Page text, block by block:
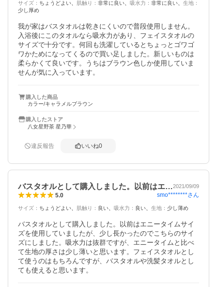
サイズ ： ちょうどよい 肌触り ： 非常に良い 吸水力 ： 非常に良い 生地 ：
少し厚め
我が家はバスタオルは乾きにくいので普段使用しません。
入浴後にこのタオルなら吸水力があり、フェイスタオルの
サイズで十分です。何回も洗濯しているとちょっとゴワゴ
ワかためになってくるので買い足しました。新しいものは
柔らかくて良いです。うちはブラウン色しか使用していま
せんが気に入っています。
購入した商品
カラー/キャラメルブラウン
購入したストア
八女星野茶 星乃華
違反報告 いいね0
バスタオルとして購入しました。以前はエ…2021/09/09
5.0 smo********さん
サイズ ： ちょうどよい 肌触り ： 良い 吸水力 ： 良い 生地 ： 少し薄め
バスタオルとして購入しました。以前はエニータイムサイ
ズを使用していましたが、少し長かったのでこちらのサイ
ズにしました。吸水力は抜群ですが、エニータイムと比べ
て生地の厚さは少し薄いと思います。フェイスタオルとし
て使うのはもちろんですが、バスタオルや洗髪タオルとし
ても使えると思います。